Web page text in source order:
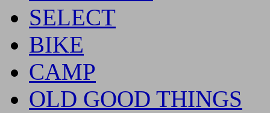
SELECT
BIKE
CAMP
OLD GOOD THINGS